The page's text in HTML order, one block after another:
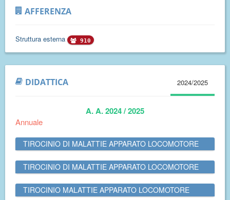
AFFERENZA
Struttura esterna 910
DIDATTICA 2024/2025
A. A. 2024 / 2025
Annuale
TIROCINIO DI MALATTIE APPARATO LOCOMOTORE
TIROCINIO DI MALATTIE APPARATO LOCOMOTORE
TIROCINIO MALATTIE APPARATO LOCOMOTORE